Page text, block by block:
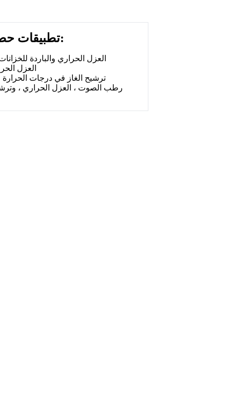
تطبيقات حصيرة ألياف البازلت:
1. العزل الحراري والباردة
2. العزل
3. ترشيح الغاز في درجات